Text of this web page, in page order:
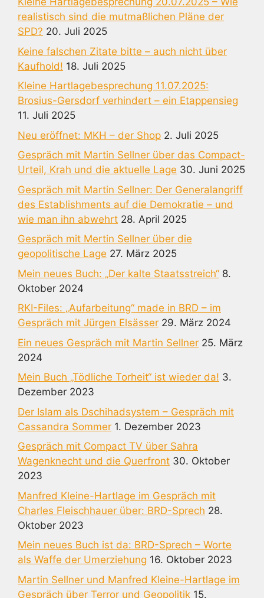
realistisch sind die mutmaßlichen Pläne der
SPD? 20. Juli 2025
Keine falschen Zitate bitte – auch nicht über
Kaufhold! 18. Juli 2025
Kleine Hartlagebesprechung 11.07.2025:
Brosius-Gersdorf verhindert – ein Etappensieg
11. Juli 2025
Neu eröffnet: MKH – der Shop 2. Juli 2025
Gespräch mit Martin Sellner über das Compact-
Urteil, Krah und die aktuelle Lage 30. Juni 2025
Gespräch mit Martin Sellner: Der Generalangriff
des Establishments auf die Demokratie – und
wie man ihn abwehrt 28. April 2025
Gespräch mit Mertin Sellner über die
geopolitische Lage 27. März 2025
Mein neues Buch: „Der kalte Staatsstreich“ 8.
Oktober 2024
RKI-Files: „Aufarbeitung“ made in BRD – im
Gespräch mit Jürgen Elsässer 29. März 2024
Ein neues Gespräch mit Martin Sellner 25. März
2024
Mein Buch „Tödliche Torheit“ ist wieder da! 3.
Dezember 2023
Der Islam als Dschihadsystem – Gespräch mit
Cassandra Sommer 1. Dezember 2023
Gespräch mit Compact TV über Sahra
Wagenknecht und die Querfront 30. Oktober
2023
Manfred Kleine-Hartlage im Gespräch mit
Charles Fleischhauer über: BRD-Sprech 28.
Oktober 2023
Mein neues Buch ist da: BRD-Sprech – Worte
als Waffe der Umerziehung 16. Oktober 2023
Martin Sellner und Manfred Kleine-Hartlage im
Gespräch über Terror und Geopolitik 15.